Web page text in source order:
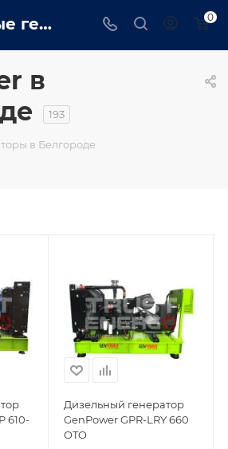
Дизельные генераторы genpower: Промышленные, бытовые купить в Белгороде на сайте - belgorod.trustenergo.ru 0
в
193
в Белгороде
610-
Дизельный генератор
GenPower GPR-LRY 660
OTO